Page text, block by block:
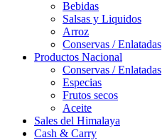
Bebidas
Salsas y Liquidos
Arroz
Conservas / Enlatadas
Productos Nacional
Conservas / Enlatadas
Especias
Frutos secos
Aceite
Sales del Himalaya
Cash & Carry